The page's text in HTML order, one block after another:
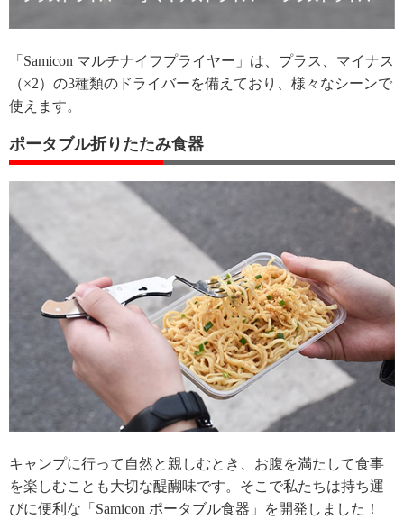
「Samicon マルチナイフプライヤー」は、プラス、マイナス
（×2）の3種類のドライバーを備えており、様々なシーンで
使えます。
ポータブル折りたたみ食器
キャンプに行って自然と親しむとき、お腹を満たして食事
を楽しむことも大切な醍醐味です。そこで私たちは持ち運
びに便利な「Samicon ポータブル食器」を開発しました！